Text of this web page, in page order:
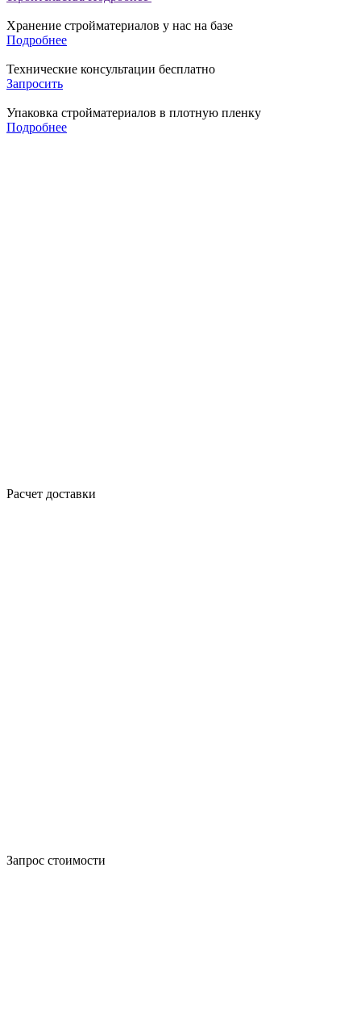
Хранение стройматериалов у нас на базе
Подробнее
Технические консультации бесплатно
Запросить
Упаковка стройматериалов в плотную пленку
Подробнее
Расчет доставки
Запрос стоимости